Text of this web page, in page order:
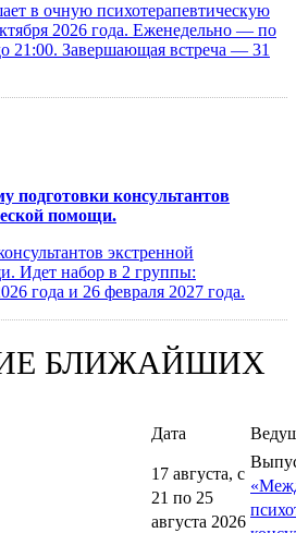
в очную психотерапевтическую
2026 года. Еженедельно — по
21:00. Завершающая встреча — 31
подготовки консультантов
помощи.
экстренной
Идет набор в 2 группы:
года и 26 февраля 2027 года.
БЛИЖАЙШИХ
Дата
17 августа, с
21 по 25
августа 2026